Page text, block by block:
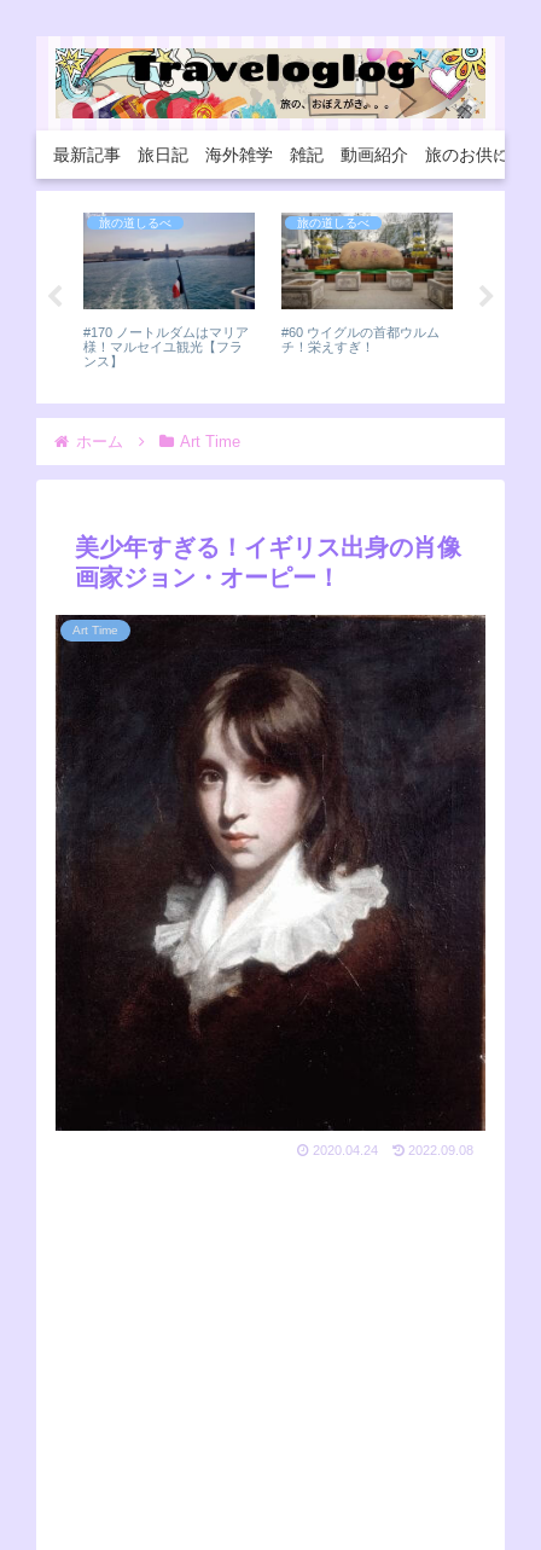
最新記事 旅日記 海外雑学 雑記 動画紹介 旅のお供に
旅の道しるべ
#170 ノートルダムはマリア
様！マルセイユ観光【フラ
ンス】
旅の道しるべ
#60 ウイグルの首都ウルム
チ！栄えすぎ！
ホーム Art Time
美少年すぎる！イギリス出身の肖像
画家ジョン・オーピー！
Art Time
2020.04.24 2022.09.08